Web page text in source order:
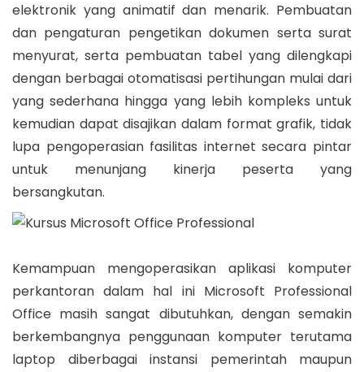
0
elektronik yang animatif dan menarik. Pembuatan
dan pengaturan pengetikan dokumen serta surat
menyurat, serta pembuatan tabel yang dilengkapi
dengan berbagai otomatisasi pertihungan mulai dari
yang sederhana hingga yang lebih kompleks untuk
kemudian dapat disajikan dalam format grafik, tidak
lupa pengoperasian fasilitas internet secara pintar
untuk menunjang kinerja peserta yang
bersangkutan.
Kemampuan mengoperasikan aplikasi komputer
perkantoran dalam hal ini Microsoft Professional
Office masih sangat dibutuhkan, dengan semakin
berkembangnya penggunaan komputer terutama
laptop diberbagai instansi pemerintah maupun